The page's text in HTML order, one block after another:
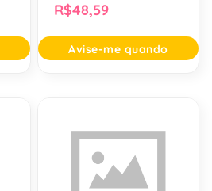
R$48,59
Avise-me quando